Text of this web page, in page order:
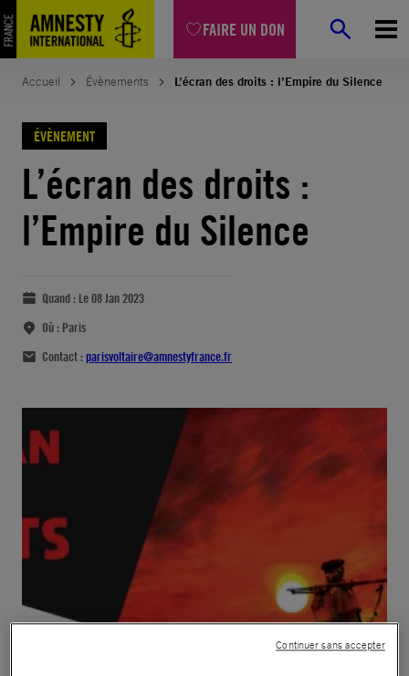
FAIRE UN DON
Accueil Évènements L’écran des droits : l’Empire du Silence
ÉVÈNEMENT
L’écran des droits :
l’Empire du Silence
Quand : Le 08 Jan 2023
Où : Paris
Contact :parisvoltaire@amnestyfrance.fr
Continuer sans accepter